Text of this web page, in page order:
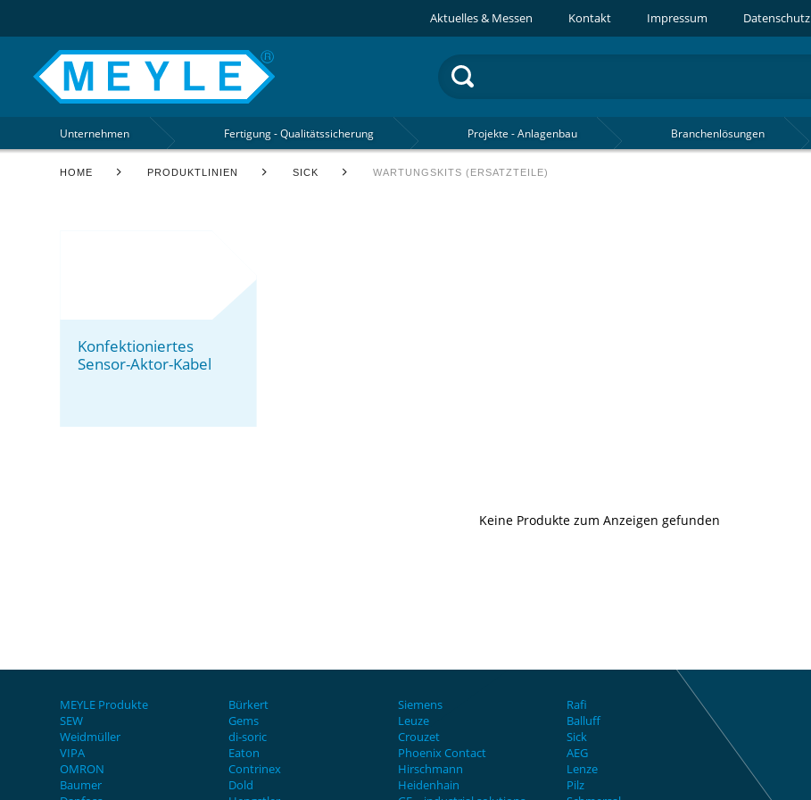
Aktuelles & Messen Kontakt Impressum Datenschutz
Branchenlösungen
Projekte - Anlagenbau
Fertigung - Qualitätssicherung
Unternehmen
HOME PRODUKTLINIEN SICK WARTUNGSKITS (ERSATZTEILE)
Konfektioniertes
Sensor-Aktor-Kabel
Keine Produkte zum Anzeigen gefunden
MEYLE Produkte Bürkert Siemens
Rafi
SEW
Gems Leuze
Balluff
Weidmüller
di-soric Crouzet
Sick
VIPA
Eaton Phoenix Contact
AEG
OMRON
Contrinex Hirschmann
Lenze
Baumer
Dold Heidenhain
Pilz